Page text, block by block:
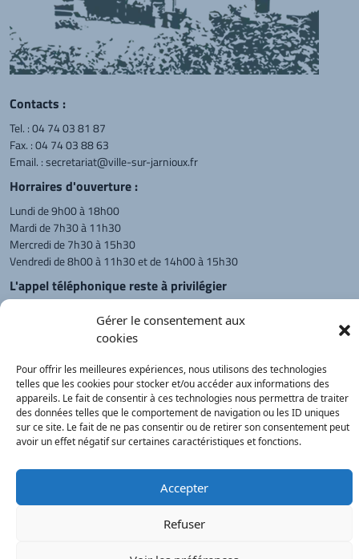
Gérer le consentement aux
cookies
Pour offrir les meilleures expériences, nous utilisons des technologies
telles que les cookies pour stocker et/ou accéder aux informations des
appareils. Le fait de consentir à ces technologies nous permettra de traiter
des données telles que le comportement de navigation ou les ID uniques
sur ce site. Le fait de ne pas consentir ou de retirer son consentement peut
avoir un effet négatif sur certaines caractéristiques et fonctions.
Accepter
Refuser
Contacts :
Tel. :04 74 03 81 87
Fax. : 04 74 03 88 63
Email. :secretariat@ville-sur-jarnioux.fr
Horraires d'ouverture :
Lundi de 9h00 à 18h00
Mardi de 7h30 à 11h30
Mercredi de 7h30 à 15h30
Vendredi de 8h00 à 11h30 et de 14h00 à 15h30
L'appel téléphonique reste à privilégier
reçoivent sur rendez-vous.
Retour à l'accueil Actualités PanneauPocket Recherche
Démarches
Service Public
Contacts
légales
Plan du site
®onimajine.com- 2023
Correspondants de Presse :
blet.valerie@orange.fr